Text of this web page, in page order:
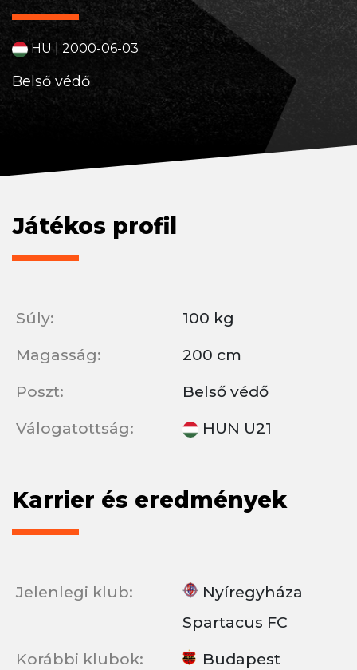
HU | 2000-06-03
Belső védő
Játékos profil
Súly:
100 kg
Magasság:
200 cm
Poszt:
Belső védő
Válogatottság:
HUN U21
Karrier és eredmények
Jelenlegi klub:
Nyíregyháza
Spartacus FC
Korábbi klubok:
Budapest